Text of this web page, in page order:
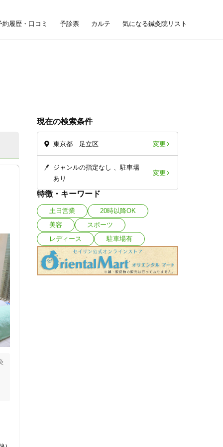
約履歴・口コミ 予診票 カルテ 気になる鍼灸院リスト
現在の検索条件
東京都 足立区 変更
ジャンルの指定なし
駐車場
あり
変更
特徴・キーワード
土日営業
20時以降OK
美容
スポーツ
レディース
駐車場有